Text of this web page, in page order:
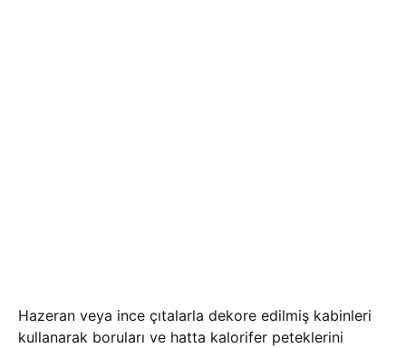
Hazeran veya ince çıtalarla dekore edilmiş kabinleri
kullanarak boruları ve hatta kalorifer peteklerini